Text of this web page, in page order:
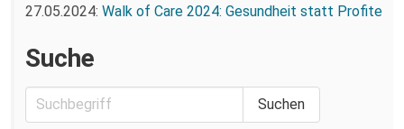
27.05.2024: Walk of Care 2024: Gesundheit statt Profite
Suche